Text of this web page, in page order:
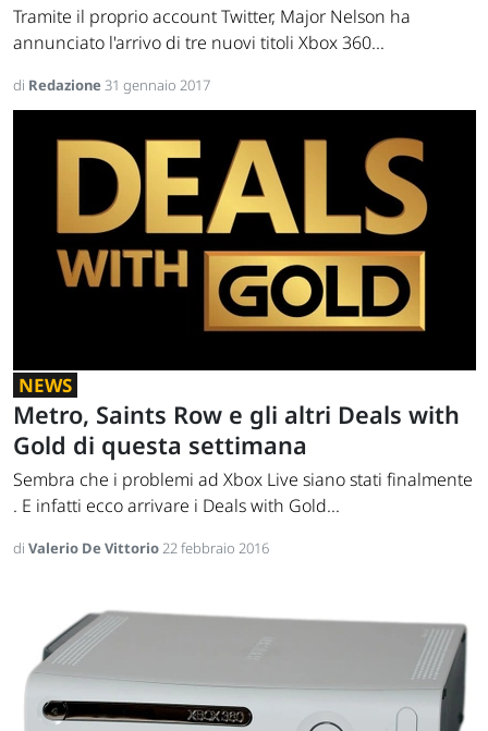
Tramite il proprio account Twitter, Major Nelson ha
annunciato l'arrivo di tre nuovi titoli Xbox 360...
di Redazione31 gennaio 2017
NEWS
Metro, Saints Row e gli altri Deals with
Gold di questa settimana
Sembra che i problemi ad Xbox Live siano stati finalmente
. E infatti ecco arrivare i Deals with Gold...
di Valerio De Vittorio22 febbraio 2016